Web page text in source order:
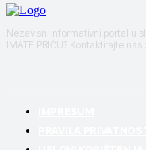
Nezavisni informativni portal u
IMATE PRIČU? Kontaktirajte nas